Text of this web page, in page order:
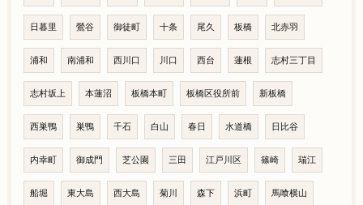
日暮里 鶯谷 御徒町 十条 尾久 板橋 北赤羽
浦和 南浦和 西川口 川口 西台 蓮根 志村三丁目
志村坂上 本蓮沼 板橋本町 板橋区役所前 新板橋
西巣鴨 巣鴨 千石 白山 春日 水道橋 日比谷
内幸町 御成門 芝公園 三田 江戸川区 篠崎 瑞江
船堀 東大島 西大島 菊川 森下 浜町 馬喰横山